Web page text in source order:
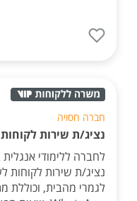
חברה חסויה
נציג/ת שירות לקוחות
לחברה ללימודי
נציג/ת שירות
לגמרי מהבית, וכוללת